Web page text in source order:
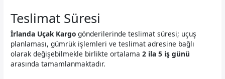
Teslimat Süresi
İrlanda Uçak Kargo gönderilerinde teslimat süresi; uçuş
planlaması, gümrük işlemleri ve teslimat adresine bağlı
olarak değişebilmekle birlikte ortalama2 ila 5 iş günü
arasında tamamlanmaktadır.